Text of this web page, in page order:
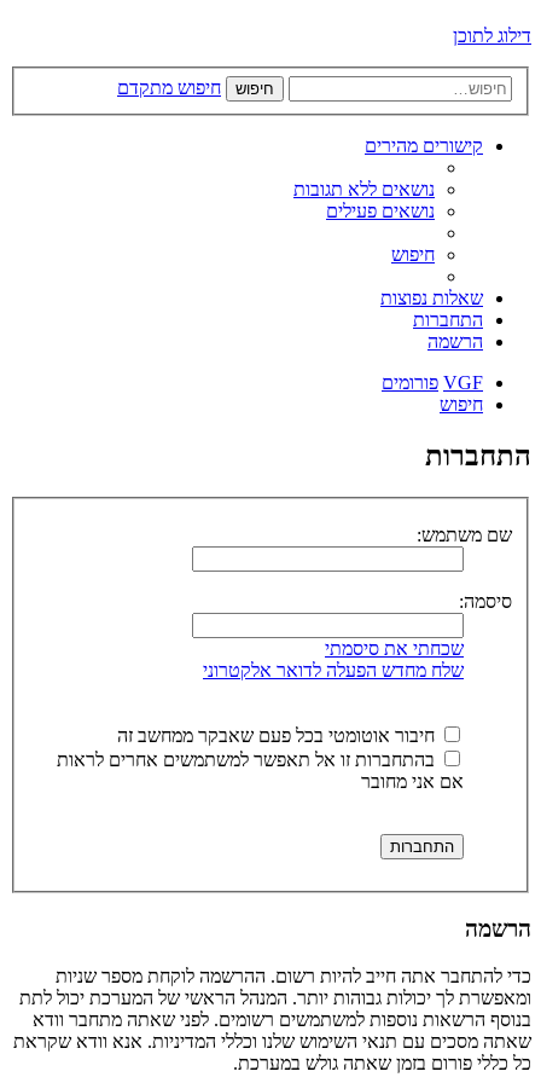
דילוג לתוכן
חיפוש חיפוש מתקדם
קישורים מהירים
נושאים ללא תגובות
נושאים פעילים
חיפוש
שאלות נפוצות
התחברות
הרשמה
VGF פורומים
חיפוש
התחברות
שם משתמש:
סיסמה:
שכחתי את סיסמתי
שלח מחדש הפעלה לדואר אלקטרוני
חיבור אוטומטי בכל פעם שאבקר ממחשב זה
בהתחברות זו אל תאפשר למשתמשים אחרים לראות
אם אני מחובר
הרשמה
כדי להתחבר אתה חייב להיות רשום. ההרשמה לוקחת מספר שניות
ומאפשרת לך יכולות גבוהות יותר. המנהל הראשי של המערכת יכול לתת
בנוסף הרשאות נוספות למשתמשים רשומים. לפני שאתה מתחבר וודא
שאתה מסכים עם תנאי השימוש שלנו וכללי המדיניות. אנא וודא שקראת
כל כללי פורום בזמן שאתה גולש במערכת.